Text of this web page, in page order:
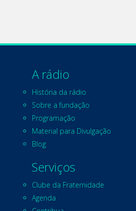
A rádio
História da rádio
Sobre a fundação
Programação
Material para Divulgação
Blog
Serviços
Clube da Fraternidade
Agenda